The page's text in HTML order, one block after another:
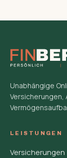
Unabhängige
LEISTUNGEN
Versicherungen